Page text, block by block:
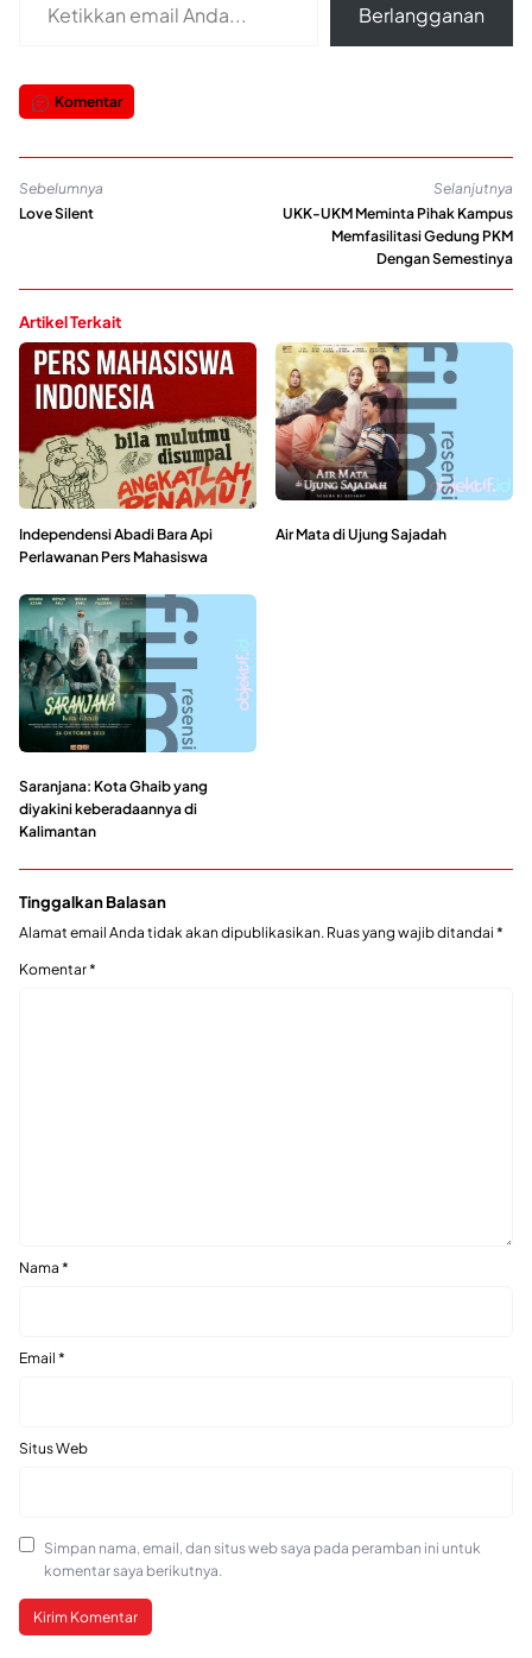
Berlangganan
Komentar
Sebelumnya
Love Silent
Selanjutnya
UKK-UKM Meminta Pihak Kampus
Memfasilitasi Gedung PKM
Dengan Semestinya
Artikel Terkait
Independensi Abadi Bara Api
Perlawanan Pers Mahasiswa
Air Mata di Ujung Sajadah
Saranjana: Kota Ghaib yang
diyakini keberadaannya di
Kalimantan
Tinggalkan Balasan
Alamat email Anda tidak akan dipublikasikan. Ruas yang wajib ditandai *
Komentar*
Nama *
Email *
Situs Web
Simpan nama, email, dan situs web saya pada peramban ini untuk
komentar saya berikutnya.